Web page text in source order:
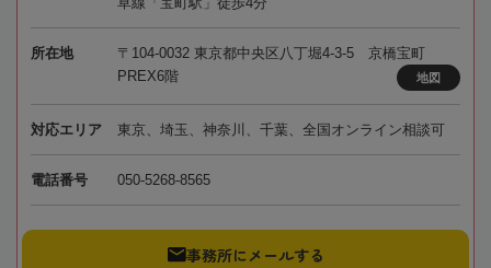
所在地
〒104-0032 東京都中央区八丁堀4-3-5 京橋宝町
PREX6階
地図
対応エリア 東京、埼玉、神奈川、千葉、全国オンライン相談可
電話番号 050-5268-8565
事務所にメールする